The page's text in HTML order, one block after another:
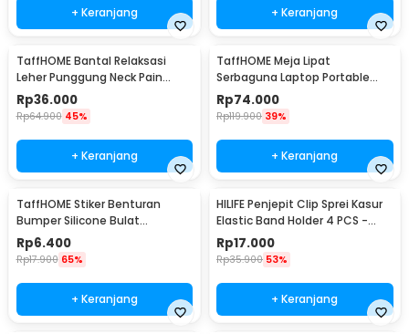
+ Keranjang + Keranjang
TaffHOME Bantal Relaksasi
Leher Punggung Neck Pain
Relief - HBF001
Rp36.000
Rp64.900 45%
+ Keranjang
TaffHOME Meja Lipat
Serbaguna Laptop Portable
Desk Minimalist Design - BO60
Rp74.000
Rp119.900 39%
+ Keranjang
TaffHOME Stiker Benturan
Bumper Silicone Bulat
Hemispherical 100 PCS - FZL10
Rp6.400
Rp17.900 65%
+ Keranjang
HILIFE Penjepit Clip Sprei Kasur
Elastic Band Holder 4 PCS -
200TC
Rp17.000
Rp35.900 53%
+ Keranjang